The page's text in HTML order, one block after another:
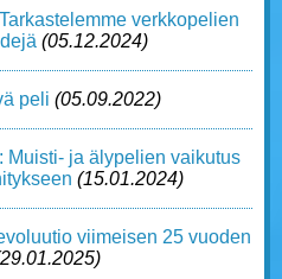
verkkopelien
(05.12.2024)
peli (05.09.2022)
Muisti- ja älypelien vaikutus
(15.01.2024)
viimeisen 25 vuoden